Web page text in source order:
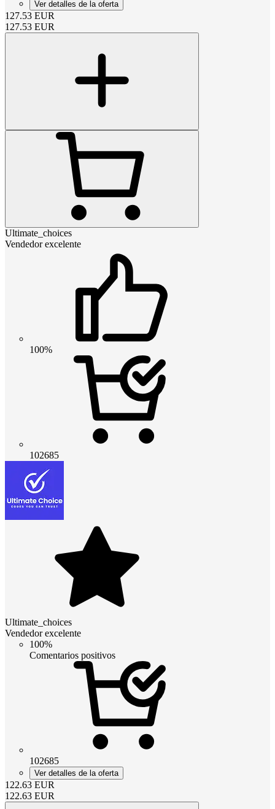
Ver detalles de la oferta
127.53 EUR
127.53 EUR
Ultimate_choices
Vendedor excelente
100%
102685
Ultimate_choices
Vendedor excelente
100%
Comentarios positivos
102685
Ver detalles de la oferta
122.63 EUR
122.63 EUR